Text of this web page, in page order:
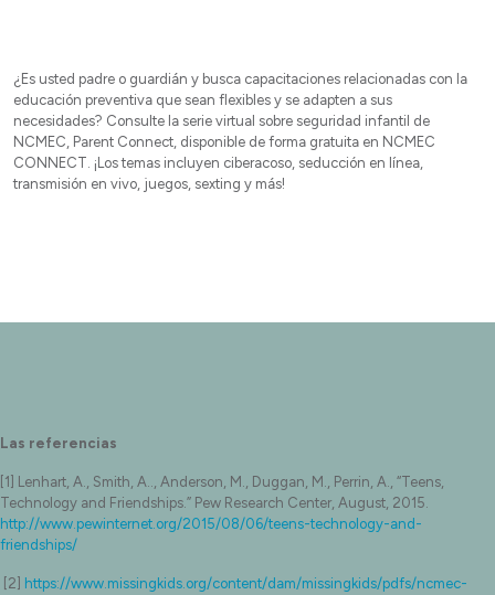
¿Es usted padre o guardián y busca capacitaciones relacionadas con la
educación preventiva que sean flexibles y se adapten a sus
necesidades? Consulte la serie virtual sobre seguridad infantil de
NCMEC, Parent Connect, disponible de forma gratuita en NCMEC
CONNECT. ¡Los temas incluyen ciberacoso, seducción en línea,
transmisión en vivo, juegos, sexting y más!
Las referencias
[1] Lenhart, A., Smith, A.., Anderson, M., Duggan, M., Perrin, A., “Teens,
Technology and Friendships.” Pew Research Center, August, 2015.
http://www.pewinternet.org/2015/08/06/teens-technology-and-
friendships/
[2]
https://www.missingkids.org/content/dam/missingkids/pdfs/ncmec-